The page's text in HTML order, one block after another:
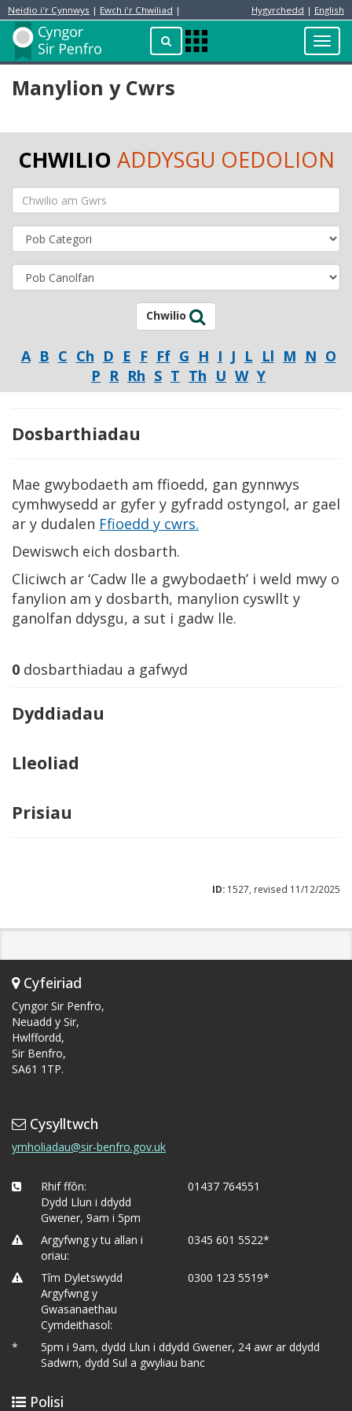
Neidio i'r Cynnwys | Ewch i'r Chwiliad | Hygyrchedd | English
ChwilioApps
Menu
Preswylydd
Manylion y Cwrs
CHWILIO ADDYSGU OEDOLION
Chwilio
A B C Ch D E F Ff G H I J L Ll M N O
P R Rh S T Th U W Y
Dosbarthiadau
Mae gwybodaeth am ffioedd, gan gynnwys
cymhwysedd ar gyfer y gyfradd ostyngol, ar gael
ar y dudalen Ffioedd y cwrs.
Dewiswch eich dosbarth.
Cliciwch ar ‘Cadw lle a gwybodaeth’ i weld mwy o
fanylion am y dosbarth, manylion cyswllt y
ganolfan ddysgu, a sut i gadw lle.
0 dosbarthiadau a gafwyd
Dyddiadau
Lleoliad
Prisiau
ID: 1527, revised 11/12/2025
Cyfeiriad
Cyngor Sir Penfro,
Neuadd y Sir,
Hwlffordd,
Sir Benfro,
SA61 1TP.
Cysylltwch
ymholiadau@sir-benfro.gov.uk
Rhif ffôn:
Dydd Llun i ddydd
Gwener, 9am i 5pm
01437 764551
Argyfwng y tu allan i
oriau:
0345 601 5522*
Tîm Dyletswydd
Argyfwng y
Gwasanaethau
Cymdeithasol:
0300 123 5519*
*
5pm i 9am, dydd Llun i ddydd Gwener, 24 awr ar ddydd
Sadwrn, dydd Sul a gwyliau banc
Polisi